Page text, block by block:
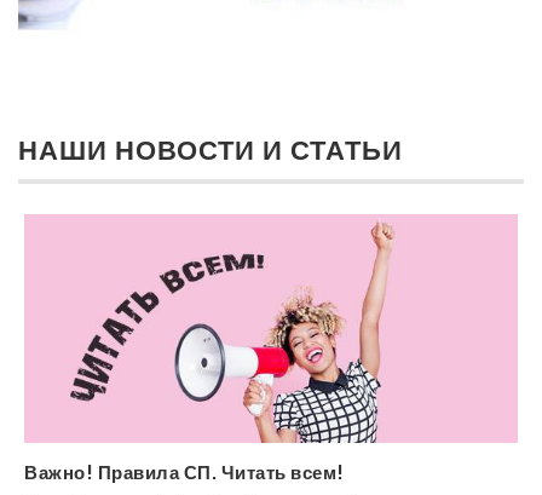
НАШИ НОВОСТИ И СТАТЬИ
Важно! Правила СП. Читать всем!